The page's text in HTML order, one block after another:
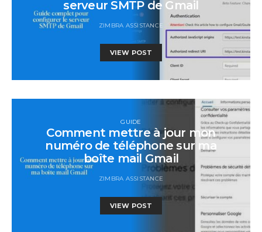
serveur SMTP de Gmail
ZIMBRA ASSISTANCE
VIEW POST
GUIDE
Comment mettre à jour mon
numéro de téléphone sur ma
boîte mail Gmail
ZIMBRA ASSISTANCE
VIEW POST